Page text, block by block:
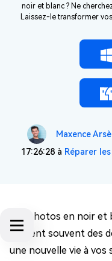
noir et blanc ? Ne
Laissez-le transformer
Maxence
17:26:28 à Réparer
Les photos en noir et
cachent souvent des
une nouvelle vie à vos